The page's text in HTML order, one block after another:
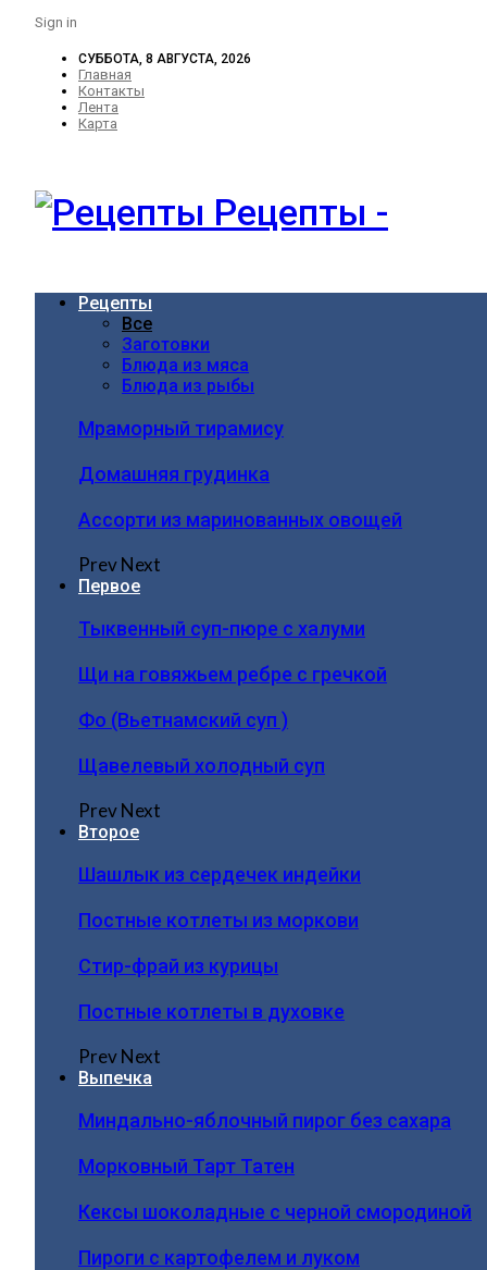
Sign in
СУББОТА, 8 АВГУСТА, 2026
Главная
Контакты
Лента
Карта
Рецепты -
Рецепты
Все
Заготовки
Блюда из мяса
Блюда из рыбы
Мраморный тирамису
Домашняя грудинка
Ассорти из маринованных овощей
PrevNext
Первое
Тыквенный суп-пюре с халуми
Щи на говяжьем ребре с гречкой
Фо (Вьетнамский суп )
Щавелевый холодный суп
PrevNext
Второе
Шашлык из сердечек индейки
Постные котлеты из моркови
Стир-фрай из курицы
Постные котлеты в духовке
PrevNext
Выпечка
Миндально-яблочный пирог без сахара
Морковный Тарт Татен
Кексы шоколадные с черной смородиной
Пироги c картофелем и луком